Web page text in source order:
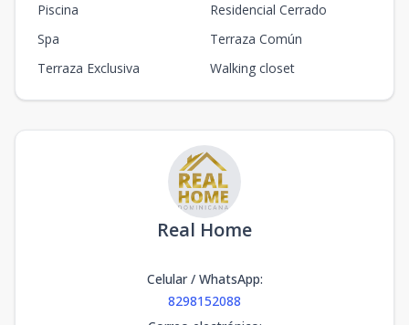
Piscina
Residencial Cerrado
Spa
Terraza Común
Terraza Exclusiva
Walking closet
Real Home
Celular / WhatsApp:
8298152088